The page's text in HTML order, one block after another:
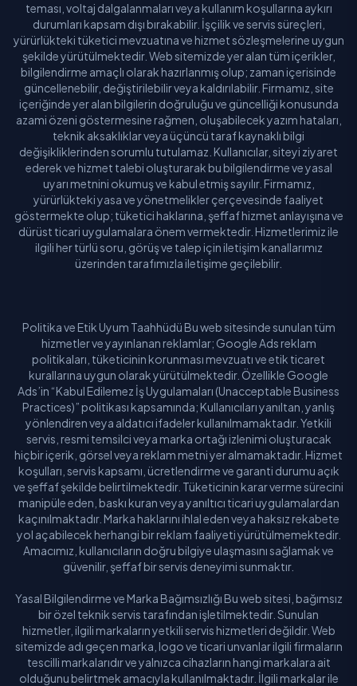
teması, voltaj dalgalanmaları veya kullanım koşullarına aykırı
durumları kapsam dışı bırakabilir. İşçilik ve servis süreçleri,
yürürlükteki tüketici mevzuatına ve hizmet sözleşmelerine uygun
şekilde yürütülmektedir. Web sitemizde yer alan tüm içerikler,
bilgilendirme amaçlı olarak hazırlanmış olup; zaman içerisinde
güncellenebilir, değiştirilebilir veya kaldırılabilir. Firmamız, site
içeriğinde yer alan bilgilerin doğruluğu ve güncelliği konusunda
azami özeni göstermesine rağmen, oluşabilecek yazım hataları,
teknik aksaklıklar veya üçüncü taraf kaynaklı bilgi
değişikliklerinden sorumlu tutulamaz. Kullanıcılar, siteyi ziyaret
ederek ve hizmet talebi oluşturarak bu bilgilendirme ve yasal
uyarı metnini okumuş ve kabul etmiş sayılır. Firmamız,
yürürlükteki yasa ve yönetmelikler çerçevesinde faaliyet
göstermekte olup; tüketici haklarına, şeffaf hizmet anlayışına ve
dürüst ticari uygulamalara önem vermektedir. Hizmetlerimiz ile
ilgili her türlü soru, görüş ve talep için iletişim kanallarımız
üzerinden tarafımızla iletişime geçilebilir.
Politika ve Etik Uyum Taahhüdü Bu web sitesinde sunulan tüm
hizmetler ve yayınlanan reklamlar; Google Ads reklam
politikaları, tüketicinin korunması mevzuatı ve etik ticaret
kurallarına uygun olarak yürütülmektedir. Özellikle Google
Ads’in “Kabul Edilemez İş Uygulamaları (Unacceptable Business
Practices)” politikası kapsamında; Kullanıcıları yanıltan, yanlış
yönlendiren veya aldatıcı ifadeler kullanılmamaktadır. Yetkili
servis, resmi temsilci veya marka ortağı izlenimi oluşturacak
hiçbir içerik, görsel veya reklam metni yer almamaktadır. Hizmet
koşulları, servis kapsamı, ücretlendirme ve garanti durumu açık
ve şeffaf şekilde belirtilmektedir. Tüketicinin karar verme sürecini
manipüle eden, baskı kuran veya yanıltıcı ticari uygulamalardan
kaçınılmaktadır. Marka haklarını ihlal eden veya haksız rekabete
yol açabilecek herhangi bir reklam faaliyeti yürütülmemektedir.
Amacımız, kullanıcıların doğru bilgiye ulaşmasını sağlamak ve
güvenilir, şeffaf bir servis deneyimi sunmaktır.
Yasal Bilgilendirme ve Marka Bağımsızlığı Bu web sitesi, bağımsız
bir özel teknik servis tarafından işletilmektedir. Sunulan
hizmetler, ilgili markaların yetkili servis hizmetleri değildir. Web
sitemizde adı geçen marka, logo ve ticari unvanlar ilgili firmaların
tescilli markalarıdır ve yalnızca cihazların hangi markalara ait
olduğunu belirtmek amacıyla kullanılmaktadır. İlgili markalar ile